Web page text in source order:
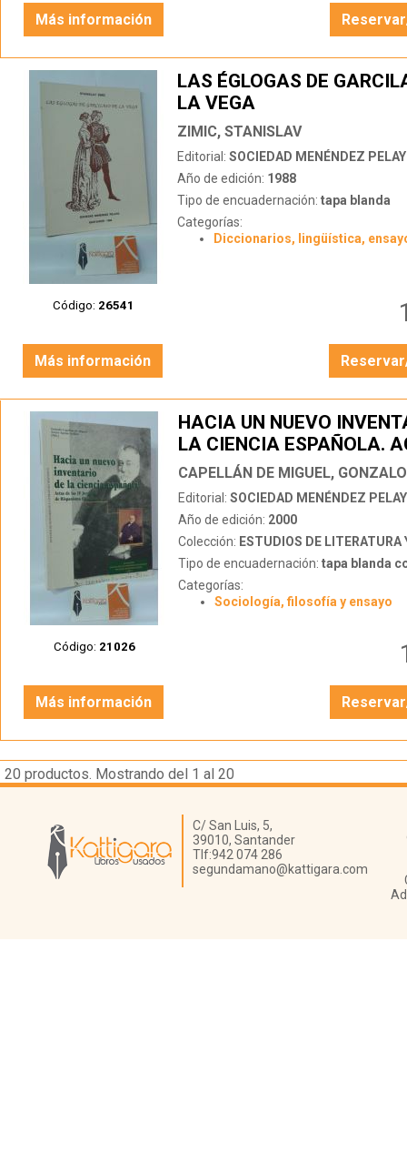
Más información
Código: 26541
LAS ÉGLOGAS DE
LA VEGA
ZIMIC, STANISLAV
Editorial: SOCIEDAD MENÉNDEZ
Año de edición: 1988
Tipo de encuadernación: tapa blanda
Categorías:
Diccionarios, lingüística,
Más información
Código: 21026
HACIA UN NUEVO
LA CIENCIA ESPAÑOLA.
LAS IV JORNADAS DE
FILOSÓFICO
Editorial: SOCIEDAD MENÉNDEZ
Año de edición: 2000
Colección: ESTUDIOS DE LITERATURA Y
Tipo de encuadernación: tapa blanda
Categorías:
Sociología, filosofía y ensayo
Más información
20 productos. Mostrando del 1 al 20
Librería Kattigara
C/ San Luis, 5,
39010, Santander
Tlf:942 074 286
segundamano@kattigara.com